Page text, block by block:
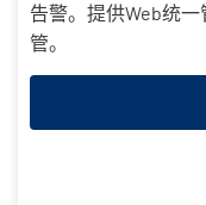
告警。提供Web统一
管。